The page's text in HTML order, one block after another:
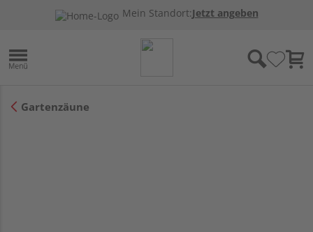
Mein Standort:Jetzt angeben
Gartenzäune